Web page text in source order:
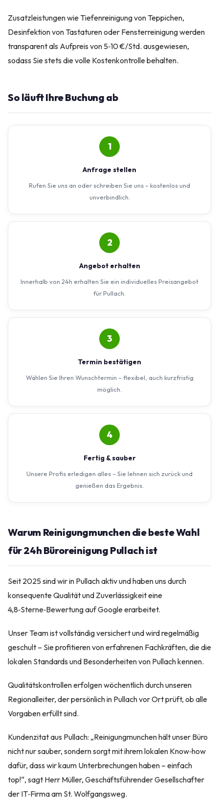
Zusatzleistungen wie Tiefenreinigung von Teppichen,
Desinfektion von Tastaturen oder Fensterreinigung werden
transparent als Aufpreis von 5‑10 €/Std. ausgewiesen,
sodass Sie stets die volle Kostenkontrolle behalten.
So läuft Ihre Buchung ab
1
Anfrage stellen
Rufen Sie uns an oder schreiben Sie uns – kostenlos und
unverbindlich.
2
Angebot erhalten
Innerhalb von 24h erhalten Sie ein individuelles Preisangebot
für Pullach.
3
Termin bestätigen
Wählen Sie Ihren Wunschtermin – flexibel, auch kurzfristig
möglich.
4
Fertig & sauber
Unsere Profis erledigen alles – Sie lehnen sich zurück und
genießen das Ergebnis.
Warum Reinigungmunchen die beste Wahl
für 24h Büroreinigung Pullach ist
Seit 2025 sind wir in Pullach aktiv und haben uns durch
konsequente Qualität und Zuverlässigkeit eine
4,8‑Sterne‑Bewertung auf Google erarbeitet.
Unser Team ist vollständig versichert und wird regelmäßig
geschult – Sie profitieren von erfahrenen Fachkräften, die die
lokalen Standards und Besonderheiten von Pullach kennen.
Qualitätskontrollen erfolgen wöchentlich durch unseren
Regionalleiter, der persönlich in Pullach vor Ort prüft, ob alle
Vorgaben erfüllt sind.
Kundenzitat aus Pullach: „Reinigungmunchen hält unser Büro
nicht nur sauber, sondern sorgt mit ihrem lokalen Know‑how
dafür, dass wir kaum Unterbrechungen haben – einfach
top!“, sagt Herr Müller, Geschäftsführender Gesellschafter
der IT‑Firma am St. Wolfgangsweg.